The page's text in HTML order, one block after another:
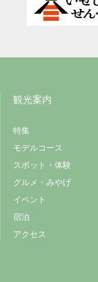
観光案内
特集
モデルコース
スポット・体験
グルメ・みやげ
イベント
宿泊
アクセス